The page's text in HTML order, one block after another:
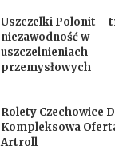
Uszczelki Polonit –
niezawodność w
uszczelnieniach
przemysłowych
Rolety Czechowice
Kompleksowa
Artroll